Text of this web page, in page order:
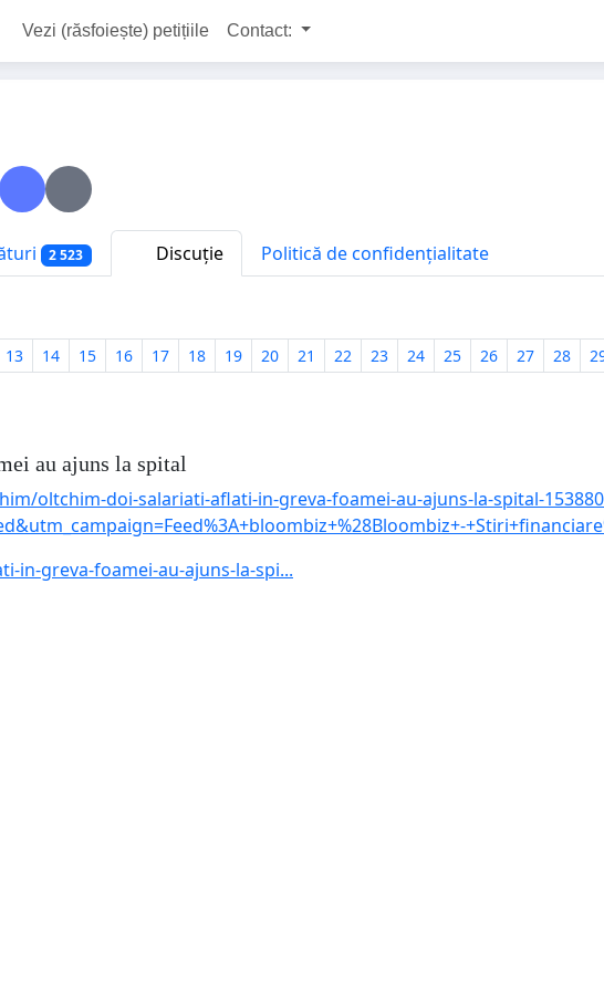
Vezi (răsfoiește) petițiile Contact:
2 523 Discuție Politică de confidențialitate
13 14 15 16 17 18 19 20 21 22 23 24 25 26 27 28
au ajuns la spital
oltchim-doi-salariati-aflati-in-greva-foamei-au-ajuns-la-spital-
in-greva-foamei-au-ajuns-la-spi...